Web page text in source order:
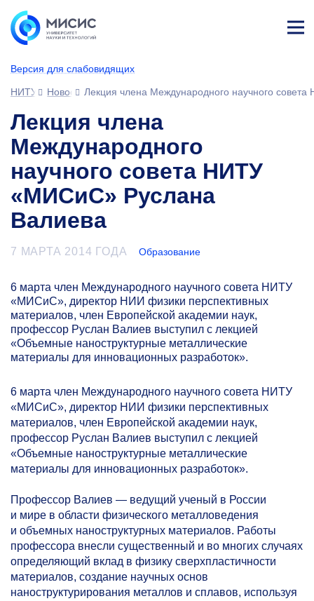
Версия для слабовидящих
ине
НИТУ МИСИС
НовостиЛекция члена Международного научного
Лекция члена
Международного
научного совета НИТУ
«МИСиС» Руслана
Валиева
7 МАРТА 2014 ГОДА Образование
6 марта член Международного научного совета НИТУ
«МИСиС», директор НИИ физики перспективных
материалов, член Европейской академии наук,
профессор Руслан Валиев выступил с лекцией
«Объемные наноструктурные металлические
материалы для инновационных разработок».
6 марта член Международного научного совета НИТУ
«МИСиС», директор НИИ физики перспективных
материалов, член Европейской академии наук,
профессор Руслан Валиев выступил с лекцией
«Объемные наноструктурные металлические
материалы для инновационных разработок».
Профессор Валиев — ведущий ученый в России
и мире в области физического металловедения
и объемных наноструктурных материалов. Работы
профессора внесли существенный и во многих случаях
определяющий вклад в физику сверхпластичности
материалов, создание научных основ
наноструктурирования металлов и сплавов, используя